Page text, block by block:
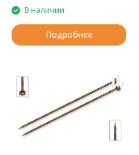
В наличии
Подробнее